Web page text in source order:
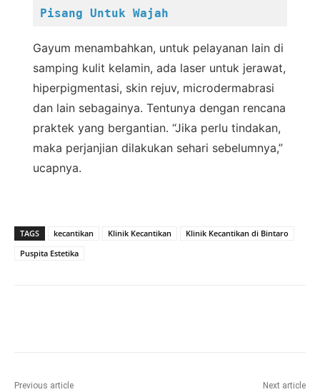
Pisang Untuk Wajah
Gayum menambahkan, untuk pelayanan lain di
samping kulit kelamin, ada laser untuk jerawat,
hiperpigmentasi, skin rejuv, microdermabrasi
dan lain sebagainya. Tentunya dengan rencana
praktek yang bergantian. “Jika perlu tindakan,
maka perjanjian dilakukan sehari sebelumnya,”
ucapnya.
TAGS kecantikan Klinik Kecantikan
Klinik Kecantikan di Bintaro
Puspita Estetika
Previous article Next article